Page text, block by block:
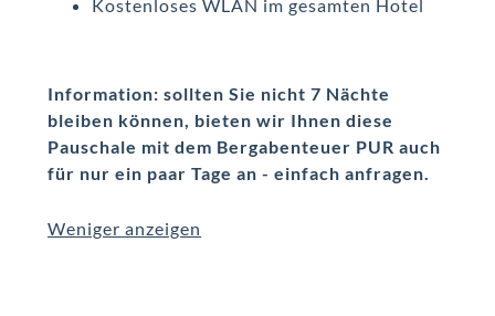
Kostenloses WLAN im gesamten Hotel
Information: sollten Sie nicht 7 Nächte
bleiben können, bieten wir Ihnen diese
Pauschale mit dem Bergabenteuer PUR auch
für nur ein paar Tage an - einfach anfragen.
Weniger anzeigen